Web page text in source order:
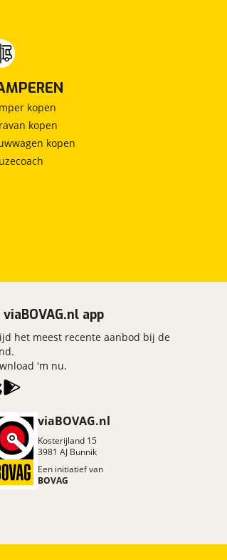
kopen
kopen
kopen
viaBOVAG.nl
Kosterijland 15
3981 AJ Bunnik
Een initiatief van
BOVAG
viaBOVAG.nl app
het meest recente aanbod bij de
'm nu.